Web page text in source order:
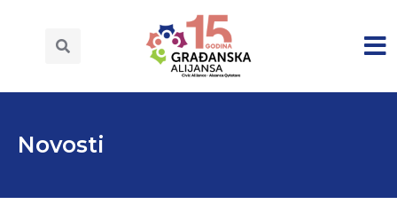
Novosti